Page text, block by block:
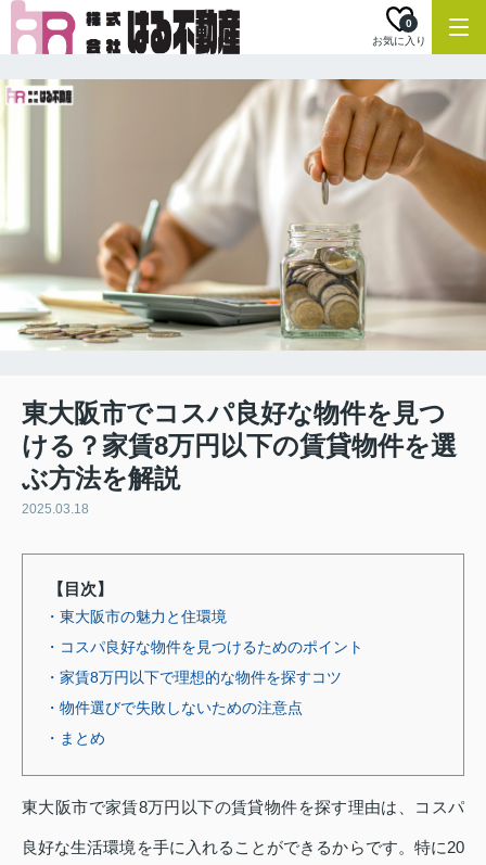
お気に入り
0
東大阪市でコスパ良好な物件を見つ
ける？家賃8万円以下の賃貸物件を選
ぶ方法を解説
2025.03.18
【目次】
・東大阪市の魅力と住環境
・コスパ良好な物件を見つけるためのポイント
・家賃8万円以下で理想的な物件を探すコツ
・物件選びで失敗しないための注意点
・まとめ
東大阪市で家賃8万円以下の賃貸物件を探す理由は、コスパ
良好な生活環境を手に入れることができるからです。特に20